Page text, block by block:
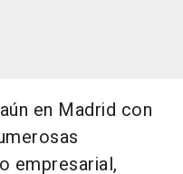
en Madrid con
empresarial,